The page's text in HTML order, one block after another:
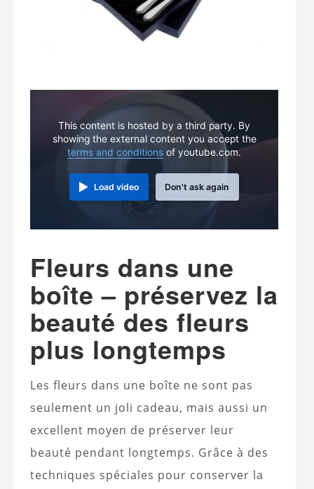
This content is hosted by a third party. By
showing the external content you accept the
terms and conditions of youtube.com.
Load video Don't ask again
Fleurs dans une
boîte – préservez la
beauté des fleurs
plus longtemps
Les fleurs dans une boîte ne sont pas
seulement un joli cadeau, mais aussi un
excellent moyen de préserver leur
beauté pendant longtemps. Grâce à des
techniques spéciales pour conserver la